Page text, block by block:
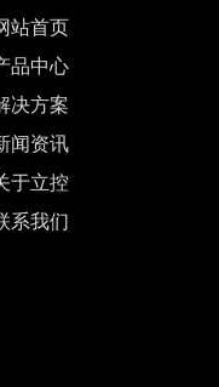
站首页
品中心
决方案
闻资讯
于立控
系我们